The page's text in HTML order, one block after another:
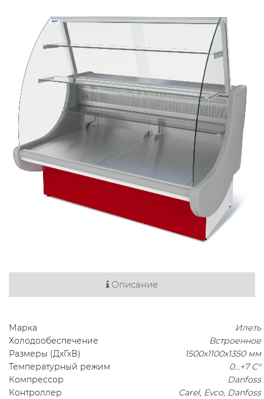
Описание
Марка
Илеть
Холодообеспечение
Встроенное
Размеры (ДхГхВ)
1500х1100х1350 мм
Температурный режим
0…+7 C°
Компрессор
Danfoss
Контроллер
Carel, Evco, Danfoss